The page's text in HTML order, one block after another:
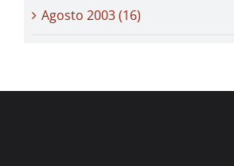
Agosto 2003 (16)